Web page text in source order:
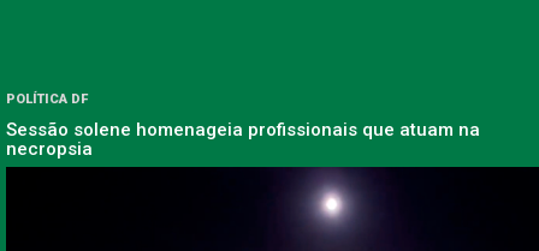
POLÍTICA DF
Sessão solene homenageia profissionais que atuam na
necropsia